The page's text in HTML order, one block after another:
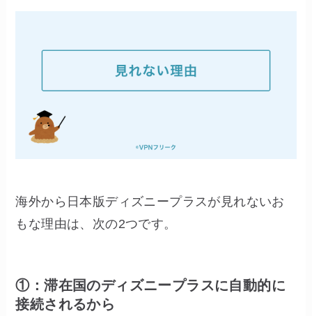
海外から日本版ディズニープラスが見れないお
もな理由は、次の2つです。
①：滞在国のディズニープラスに自動的に
接続されるから